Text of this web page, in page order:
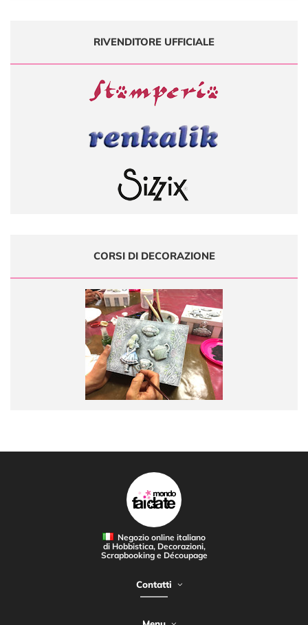
RIVENDITORE UFFICIALE
CORSI DI DECORAZIONE
Negozio online italiano
di Hobbistica, Decorazioni,
Scrapbooking e Découpage
Contatti